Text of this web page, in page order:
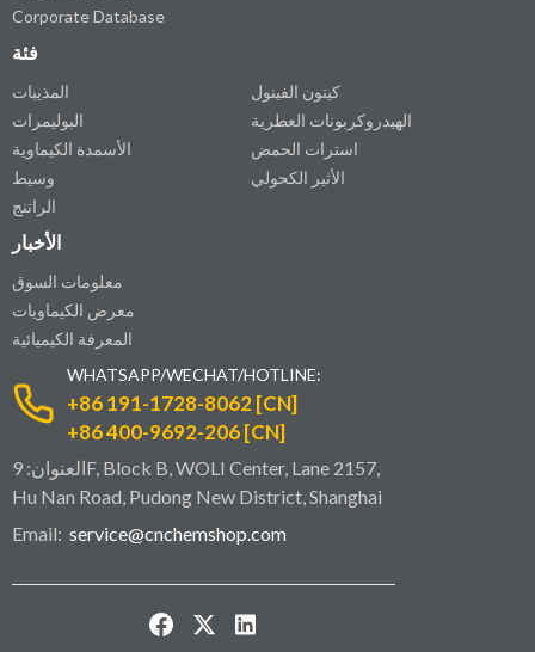
Corporate Database
فئة
المذيبات
البوليمرات
الأسمدة الكيماوية
وسيط
الراتنج
كيتون الفينول
الهيدروكربونات العطرية
استرات الحمض
الأثير الكحولي
الأخبار
معلومات السوق
معرض الكيماويات
المعرفة الكيميائية
WHATSAPP/WECHAT/HOTLINE:
+86 191-1728-8062 [CN]
+86 400-9692-206 [CN]
العنوان: 9F, Block B, WOLI Center, Lane 2157,
Hu Nan Road, Pudong New District, Shanghai
Email: service@cnchemshop.com